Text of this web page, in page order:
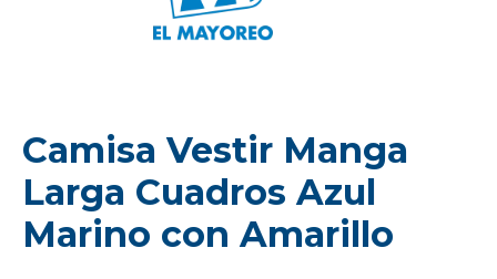
Camisa Vestir Manga
Larga Cuadros Azul
Marino con Amarillo